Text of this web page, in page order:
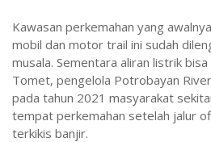
Kawasan perkemahan yang
mobil dan motor trail ini sudah
musala. Sementara aliran listrik
Tomet, pengelola Potrobayan
pada tahun 2021 masyarakat
tempat perkemahan setelah jalur
terkikis banjir.